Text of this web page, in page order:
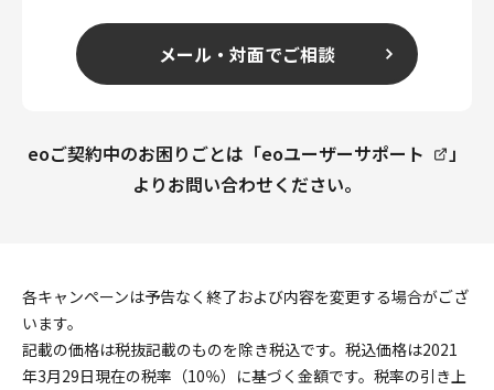
メール・対面でご相談
eoご契約中のお困りごとは「eoユーザーサポート
」
よりお問い合わせください。
各キャンペーンは予告なく終了および内容を変更する場合がござ
います。
記載の価格は税抜記載のものを除き税込です。税込価格は2021
年3月29日現在の税率（10％）に基づく金額です。税率の引き上